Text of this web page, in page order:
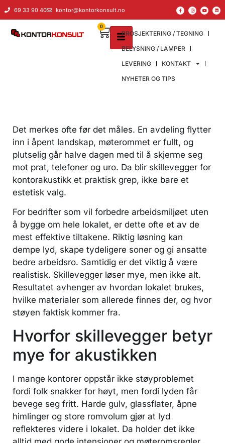
innholdet
69 33 90 40 kontor@kontorkonsult.no
PROSJEKTERING / TEGNING
BELYSNING / LAMPER
LEVERING
KONTAKT
NYHETER OG TIPS
0
Det merkes ofte før det måles. En avdeling flytter
inn i åpent landskap, møterommet er fullt, og
plutselig går halve dagen med til å skjerme seg
mot prat, telefoner og uro. Da blir skillevegger for
kontorakustikk et praktisk grep, ikke bare et
estetisk valg.
For bedrifter som vil forbedre arbeidsmiljøet uten
å bygge om hele lokalet, er dette ofte et av de
mest effektive tiltakene. Riktig løsning kan
dempe lyd, skape tydeligere soner og gi ansatte
bedre arbeidsro. Samtidig er det viktig å være
realistisk. Skillevegger løser mye, men ikke alt.
Resultatet avhenger av hvordan lokalet brukes,
hvilke materialer som allerede finnes der, og hvor
støyen faktisk kommer fra.
Hvorfor skillevegger betyr
mye for akustikken
I mange kontorer oppstår ikke støyproblemet
fordi folk snakker for høyt, men fordi lyden får
bevege seg fritt. Harde gulv, glassflater, åpne
himlinger og store romvolum gjør at lyd
reflekteres videre i lokalet. Da holder det ikke